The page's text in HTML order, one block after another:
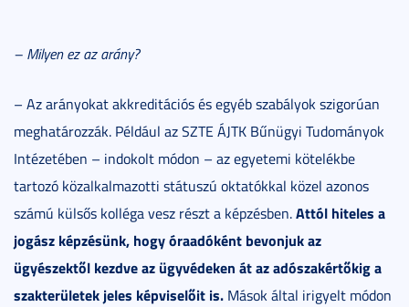
– Milyen ez az arány?
– Az arányokat akkreditációs és egyéb szabályok szigorúan
meghatározzák. Például az SZTE ÁJTK Bűnügyi Tudományok
Intézetében – indokolt módon – az egyetemi kötelékbe
tartozó közalkalmazotti státuszú oktatókkal közel azonos
számú külsős kolléga vesz részt a képzésben.Attól hiteles a
jogász képzésünk, hogy óraadóként bevonjuk az
ügyészektől kezdve az ügyvédeken át az adószakértőkig a
szakterületek jeles képviselőit is. Mások által irigyelt módon